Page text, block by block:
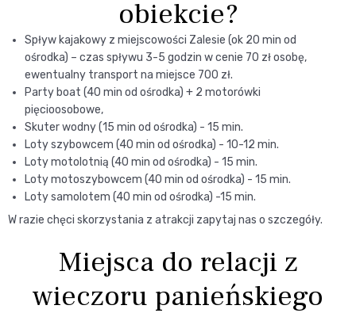
obiekcie?
Spływ kajakowy z miejscowości Zalesie (ok 20 min od
ośrodka) – czas spływu 3-5 godzin w cenie 70 zł osobę,
ewentualny transport na miejsce 700 zł.
Party boat (40 min od ośrodka) + 2 motorówki
pięcioosobowe,
Skuter wodny (15 min od ośrodka) - 15 min.
Loty szybowcem (40 min od ośrodka) - 10-12 min.
Loty motolotnią (40 min od ośrodka) - 15 min.
Loty motoszybowcem (40 min od ośrodka) - 15 min.
Loty samolotem (40 min od ośrodka) -15 min.
W razie chęci skorzystania z atrakcji zapytaj nas o szczegóły.
Miejsca do relacji z
wieczoru panieńskiego